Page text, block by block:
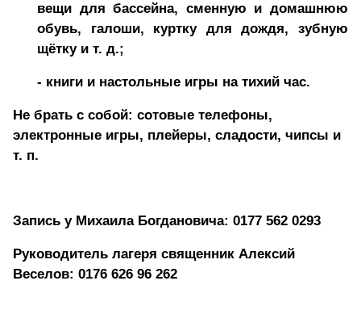
вещи для бассейна, сменную и домашнюю
обувь, галоши, куртку для дождя, зубную
щётку и т. д.;
- книги и настольные игры на тихий час.
Не брать с собой: сотовые телефоны,
электронные игры, плейеры, сладости, чипсы и
т. п.
Запись у Михаила Богдановича: 0177 562 0293
Руководитель лагеря священник Алексий
Веселов: 0176 626 96 262